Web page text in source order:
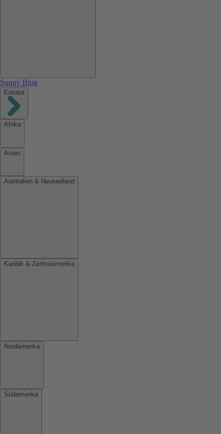
Sunny Blog
Europa
Afrika
Asien
Australien & Neuseeland
Karibik & Zentralamerika
Nordamerika
Südamerika